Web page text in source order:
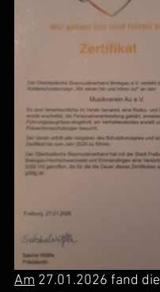
Am 27.01.2026 fand die